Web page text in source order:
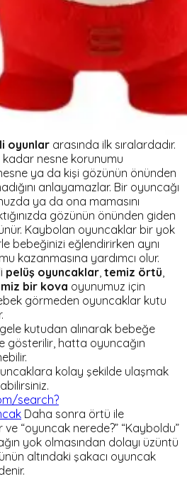
oyunlar arasında ilk sıralardadır.
kadar nesne korunumu
ya da kişi gözünün önünden
anlayamazlar. Bir oyuncağı
ya da ona mamasını
gözünün önünden giden
Kaybolan oyuncaklar bir yok
bebeğinizi eğlendirirken aynı
kazanmasına yardımcı olur.
pelüş oyuncaklar, temiz örtü,
bir kova oyunumuz için
görmeden oyuncaklar kutu
kutudan alınarak bebeğe
gösterilir, hatta oyuncağın
kolay şekilde ulaşmak
search?
Daha sonra örtü ile
ve “oyuncak nerede?” “Kayboldu”
yok olmasından dolayı üzüntü
altındaki şakacı oyuncak